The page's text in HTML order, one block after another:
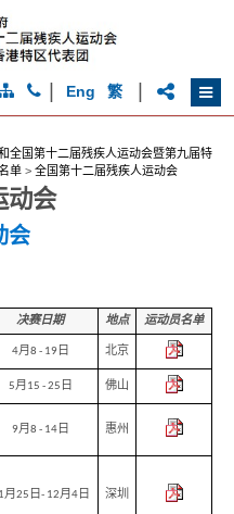
Eng 繁
全国第十二届残疾人运动会暨第九届特
单 > 全国第十二届残疾人运动会
动会
会
决赛日期 地点 运动员名单
4月8 - 19日 北京
5月15 - 25日 佛山
9月8 - 14日
惠州
月25日- 12月4日 深圳